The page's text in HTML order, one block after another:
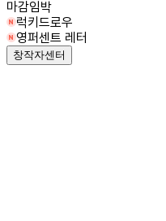
마감임박
럭키드로우
영퍼센트 레터
창작자센터